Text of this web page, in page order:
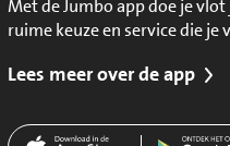
Met de Jumbo app doe je
ruime keuze en service die je
Lees meer over de app